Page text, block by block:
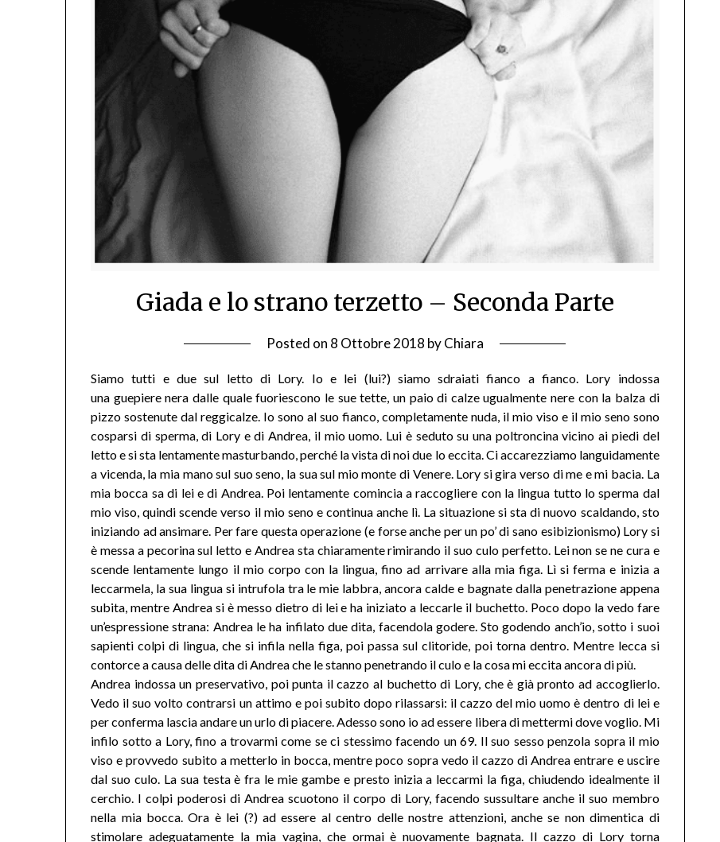
Giada e lo strano terzetto – Seconda Parte
Posted on 8 Ottobre 2018 byChiara
Siamo tutti e due sul letto di Lory. Io e lei (lui?) siamo sdraiati fianco a fianco. Lory indossa
una guepiere nera dalle quale fuoriescono le sue tette, un paio di calze ugualmente nere con la balza di
pizzo sostenute dal reggicalze. Io sono al suo fianco, completamente nuda, il mio viso e il mio seno sono
cosparsi di sperma, di Lory e di Andrea, il mio uomo. Lui è seduto su una poltroncina vicino ai piedi del
letto e si sta lentamente masturbando, perché la vista di noi due lo eccita. Ci accarezziamo languidamente
a vicenda, la mia mano sul suo seno, la sua sul mio monte di Venere. Lory si gira verso di me e mi bacia. La
mia bocca sa di lei e di Andrea. Poi lentamente comincia a raccogliere con la lingua tutto lo sperma dal
mio viso, quindi scende verso il mio seno e continua anche lì. La situazione si sta di nuovo scaldando, sto
iniziando ad ansimare. Per fare questa operazione (e forse anche per un po’ di sano esibizionismo) Lory si
è messa a pecorina sul letto e Andrea sta chiaramente rimirando il suo culo perfetto. Lei non se ne cura e
scende lentamente lungo il mio corpo con la lingua, fino ad arrivare alla mia figa. Lì si ferma e inizia a
leccarmela, la sua lingua si intrufola tra le mie labbra, ancora calde e bagnate dalla penetrazione appena
subita, mentre Andrea si è messo dietro di lei e ha iniziato a leccarle il buchetto. Poco dopo la vedo fare
un’espressione strana: Andrea le ha infilato due dita, facendola godere. Sto godendo anch’io, sotto i suoi
sapienti colpi di lingua, che si infila nella figa, poi passa sul clitoride, poi torna dentro. Mentre lecca si
contorce a causa delle dita di Andrea che le stanno penetrando il culo e la cosa mi eccita ancora di più.
Andrea indossa un preservativo, poi punta il cazzo al buchetto di Lory, che è già pronto ad accoglierlo.
Vedo il suo volto contrarsi un attimo e poi subito dopo rilassarsi: il cazzo del mio uomo è dentro di lei e
per conferma lascia andare un urlo di piacere. Adesso sono io ad essere libera di mettermi dove voglio. Mi
infilo sotto a Lory, fino a trovarmi come se ci stessimo facendo un 69. Il suo sesso penzola sopra il mio
viso e provvedo subito a metterlo in bocca, mentre poco sopra vedo il cazzo di Andrea entrare e uscire
dal suo culo. La sua testa è fra le mie gambe e presto inizia a leccarmi la figa, chiudendo idealmente il
cerchio. I colpi poderosi di Andrea scuotono il corpo di Lory, facendo sussultare anche il suo membro
nella mia bocca. Ora è lei (?) ad essere al centro delle nostre attenzioni, anche se non dimentica di
stimolare adeguatamente la mia vagina, che ormai è nuovamente bagnata. Il cazzo di Lory torna